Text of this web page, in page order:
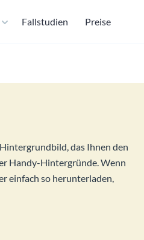
Fallstudien Preise
das Ihnen den
Handy-Hintergründe. Wenn
einfach so herunterladen,